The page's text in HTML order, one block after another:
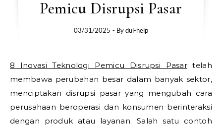
Pemicu Disrupsi Pasar
03/31/2025 - Bydui-help
8 Inovasi Teknologi Pemicu Disrupsi Pasar telah
membawa perubahan besar dalam banyak sektor,
menciptakan disrupsi pasar yang mengubah cara
perusahaan beroperasi dan konsumen berinteraksi
dengan produk atau layanan. Salah satu contoh